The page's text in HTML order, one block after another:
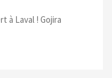
à Laval ! Gojira